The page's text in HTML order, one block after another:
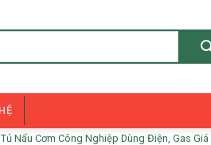
Nấu Cơm Công Nghiệp Dùng Điện, Gas Giá